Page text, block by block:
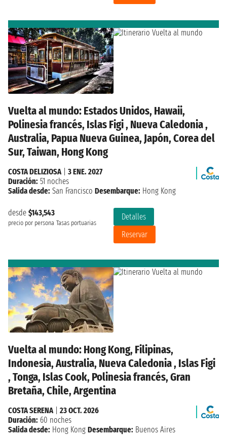
Vuelta al mundo: Estados Unidos, Hawaii,
Polinesia francés, Islas Figi , Nueva Caledonia ,
Australia, Papua Nueva Guinea, Japón, Corea del
Sur, Taiwan, Hong Kong
desde $143,543
precio por persona Tasas portuarias
Detalles
Reservar
COSTA DELIZIOSA
3 ENE. 2027
Duración: 51 noches
Salida desde: San Francisco Desembarque: Hong Kong
Vuelta al mundo: Hong Kong, Filipinas,
Indonesia, Australia, Nueva Caledonia , Islas Figi
, Tonga, Islas Cook, Polinesia francés, Gran
Bretaña, Chile, Argentina
COSTA SERENA| 23 OCT. 2026
Duración: 60 noches
Salida desde: Hong Kong Desembarque: Buenos Aires